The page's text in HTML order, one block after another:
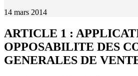
14 mars 2014
ARTICLE 1 :
OPPOSABILITE DES
GENERALES DE